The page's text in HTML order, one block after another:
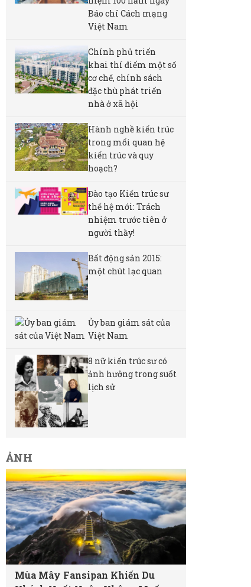
Báo chí Cách mạng
Việt Nam
Chính phủ triển
khai thí điểm một số
cơ chế, chính sách
đặc thù phát triển
nhà ở xã hội
Hành nghề kiến trúc
trong mối quan hệ
kiến trúc và quy
hoạch?
Đào tạo Kiến trúc sư
thế hệ mới: Trách
nhiệm trước tiên ở
người thầy!
Bất động sản 2015:
một chút lạc quan
Ủy ban giám sát của
Việt Nam
8 nữ kiến ​​trúc sư có
ảnh hưởng trong suốt
lịch sử
ẢNH
Mùa Mây Fansipan Khiến Du